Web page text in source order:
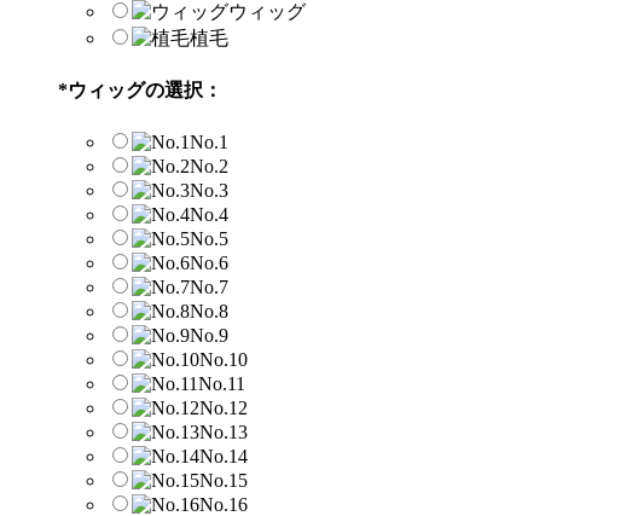
ウィッグ
植毛
*ウィッグの選択：
No.1
No.2
No.3
No.4
No.5
No.6
No.7
No.8
No.9
No.10
No.11
No.12
No.13
No.14
No.15
No.16